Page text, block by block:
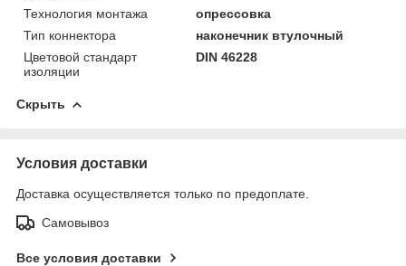
Технология монтажа
опрессовка
Тип коннектора
наконечник втулочный
Цветовой стандарт
изоляции
DIN 46228
Скрыть
Условия доставки
Доставка осуществляется только по предоплате.
Самовывоз
Все условия доставки